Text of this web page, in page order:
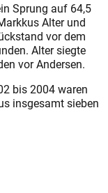
Sprung auf 64,5
Alter und
vor dem
Alter siegte
vor Andersen.
bis 2004 waren
insgesamt sieben